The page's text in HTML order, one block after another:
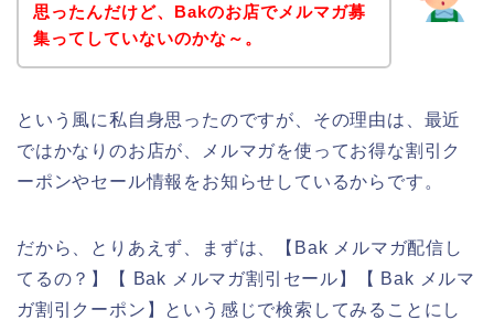
思ったんだけど、Bakのお店でメルマガ募
集ってしていないのかな～。
という風に私自身思ったのですが、その理由は、最近
ではかなりのお店が、メルマガを使ってお得な割引ク
ーポンやセール情報をお知らせしているからです。
だから、とりあえず、まずは、【Bak メルマガ配信し
てるの？】【 Bak メルマガ割引セール】【 Bak メルマ
ガ割引クーポン】という感じで検索してみることにし